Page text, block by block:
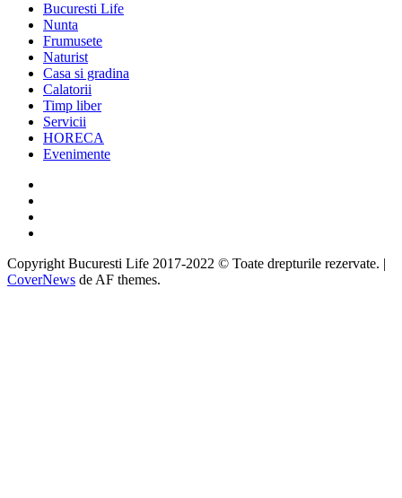
Bucuresti Life
Nunta
Frumusete
Naturist
Casa si gradina
Calatorii
Timp liber
Servicii
HORECA
Evenimente
Copyright Bucuresti Life 2017-2022 © Toate drepturile rezervate. |
CoverNews de AF themes.